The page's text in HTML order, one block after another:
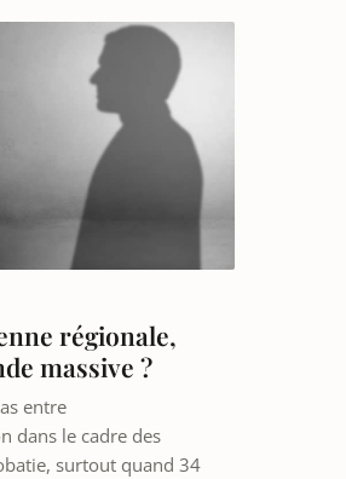
régionale,
massive ?
entre
dans le cadre des
surtout quand 34